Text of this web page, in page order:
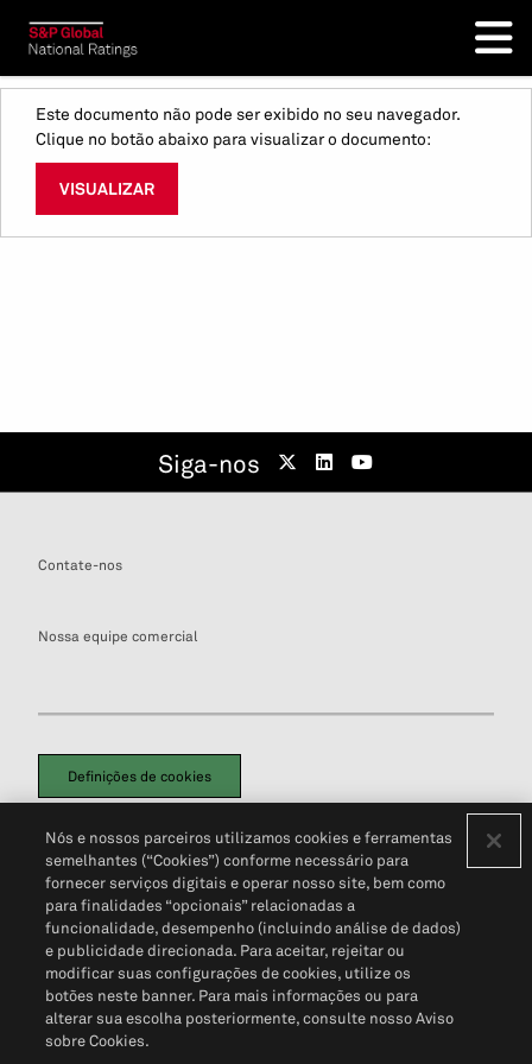
Este documento não pode ser exibido no seu navegador.
Clique no botão abaixo para visualizar o documento:
VISUALIZAR
Siga-nos
Contate-nos
Nossa equipe comercial
Definições de cookies
Política de PrivacidadePortal de privacidade do cliente (em inglês)
Não Venda Minhas Informações Pessoais© 2026 S&P Global
Nós e nossos parceiros utilizamos cookies e ferramentas
semelhantes (“Cookies”) conforme necessário para
fornecer serviços digitais e operar nosso site, bem como
para finalidades “opcionais” relacionadas a
funcionalidade, desempenho (incluindo análise de dados)
e publicidade direcionada. Para aceitar, rejeitar ou
modificar suas configurações de cookies, utilize os
botões neste banner. Para mais informações ou para
alterar sua escolha posteriormente, consulte nosso Aviso
sobre Cookies.